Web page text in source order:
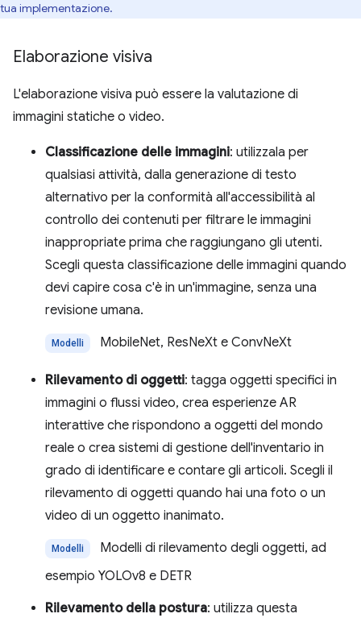
tua implementazione.
Elaborazione visiva
L'elaborazione visiva può essere la valutazione di
immagini statiche o video.
Classificazione delle immagini: utilizzala per
qualsiasi attività, dalla generazione di testo
alternativo per la conformità all'accessibilità al
controllo dei contenuti per filtrare le immagini
inappropriate prima che raggiungano gli utenti.
Scegli questa classificazione delle immagini quando
devi capire cosa c'è in un'immagine, senza una
revisione umana.
Modelli MobileNet, ResNeXt e ConvNeXt
Rilevamento di oggetti: tagga oggetti specifici in
immagini o flussi video, crea esperienze AR
interattive che rispondono a oggetti del mondo
reale o crea sistemi di gestione dell'inventario in
grado di identificare e contare gli articoli. Scegli il
rilevamento di oggetti quando hai una foto o un
video di un oggetto inanimato.
Modelli
Modelli di rilevamento degli oggetti, ad
esempio YOLOv8 e DETR
Rilevamento della postura: utilizza questa